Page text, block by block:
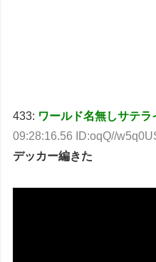
433: ワールド名無しサテラ
09:28:16.56 ID:oqQ//
デッカー編きた